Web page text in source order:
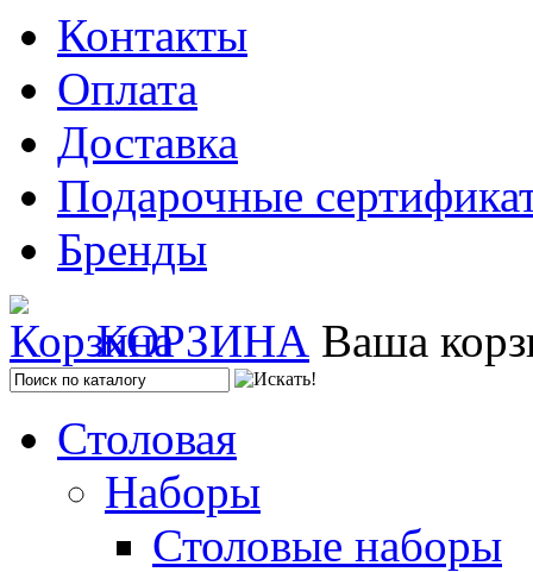
Контакты
Оплата
Доставка
Подарочные
Бренды
КОРЗИНА Ваша
Столовая
Наборы
Столовые наборы